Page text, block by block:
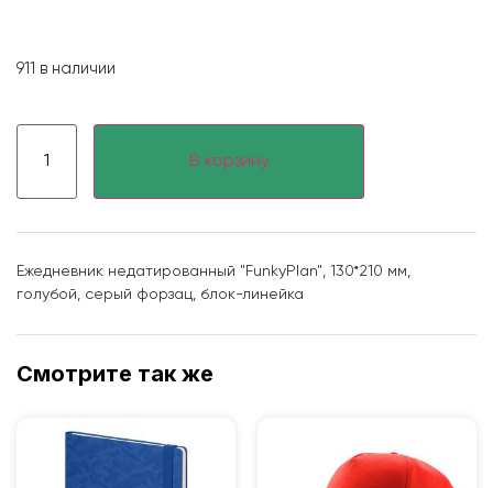
911 в наличии
В корзину
Ежедневник недатированный "FunkyPlan", 130*210 мм,
голубой, серый форзац, блок-линейка
Смотрите так же